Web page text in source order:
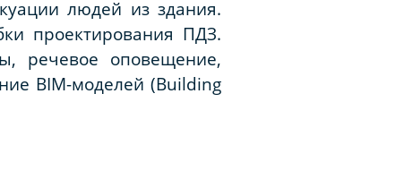
людей из здания.
проектирования ПДЗ.
речевое оповещение,
BIM-моделей (Building